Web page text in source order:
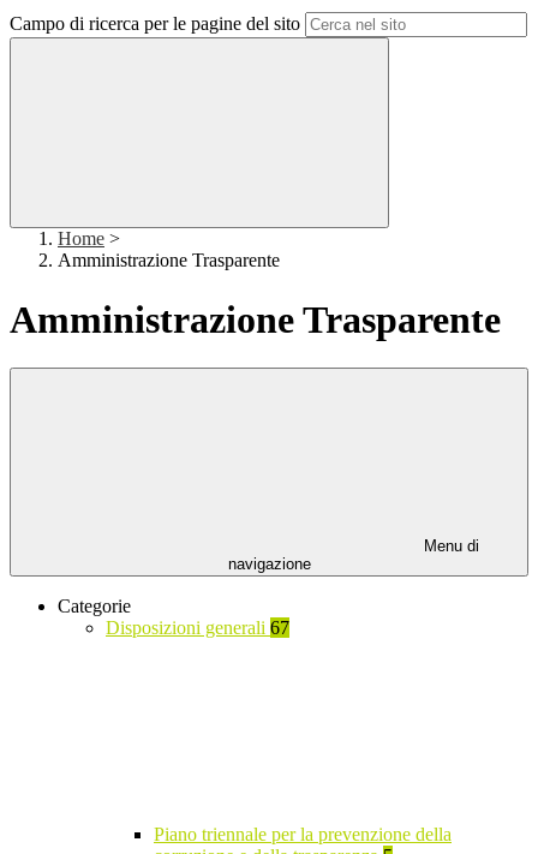
Campo di ricerca per le pagine del sito
Home >
Amministrazione Trasparente
Amministrazione Trasparente
Menu di
navigazione
Categorie
Disposizioni generali 67
Piano triennale per la prevenzione della